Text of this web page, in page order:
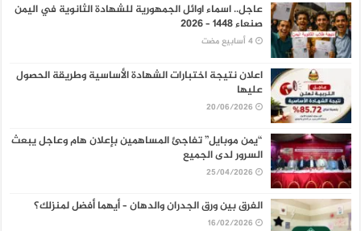
عاجل.. اسماء اوائل الجمهورية للشهادة الثانوية في اليمن
صنعاء 1448 – 2026
اعلان نتيجة اختبارات الشهادة الأساسية وطريقة الحصول
عليها
20/06/2026
“يمن موبايل” تفاجئ المساهمين بإعلان هام وعاجل يبعث
السرور لدى الجميع
25/04/2026
الفرق بين ورق الجدران والدهان – أيهما أفضل لمنزلك؟
16/02/2026